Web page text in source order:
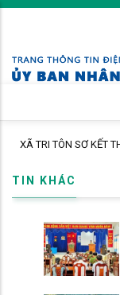
Skip
content
XÃ TRI TÔN SƠ KẾT
TIN KHÁC